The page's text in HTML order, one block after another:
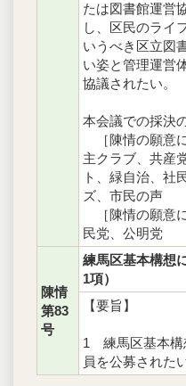
たは図書館運営
し、区民のライ
いうべき区立図
い姿と管理運営
協議されたい。
本会議での採決
［陳情の願意
主クラブ、共産
ト、緑自治、社
ズ、市民の声
［陳情の願意
民党、公明党
陳情
第83
号
練馬区基本構想
1項）
【要旨】
1 練馬区基本構
員を公募されたい